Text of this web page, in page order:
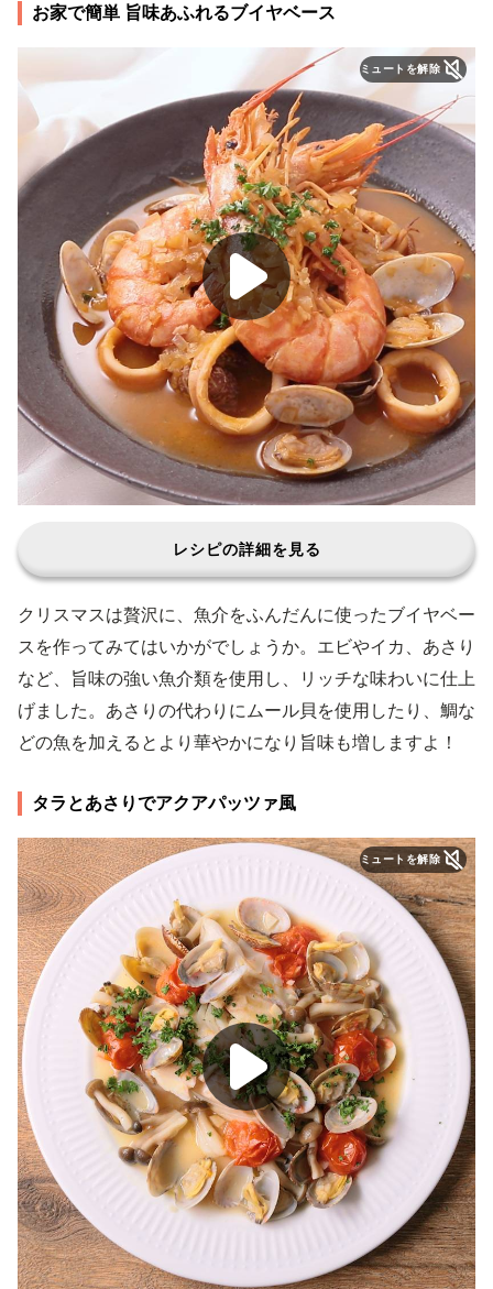
お家で簡単 旨味あふれるブイヤベース
ミュートを解除
レシピの詳細を見る
クリスマスは贅沢に、魚介をふんだんに使ったブイヤベー
スを作ってみてはいかがでしょうか。エビやイカ、あさり
など、旨味の強い魚介類を使用し、リッチな味わいに仕上
げました。あさりの代わりにムール貝を使用したり、鯛な
どの魚を加えるとより華やかになり旨味も増しますよ！
タラとあさりでアクアパッツァ風
ミュートを解除